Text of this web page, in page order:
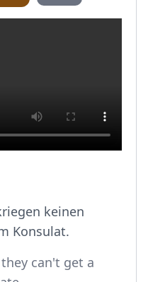
keinen
Konsulat.
can't get a